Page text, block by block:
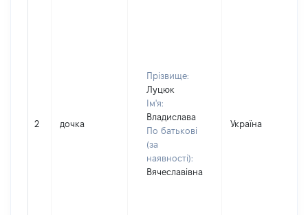
2 дочка
Прізвище:
Луцюк
Ім'я:
Владислава
По батькові
(за
наявності):
Вячеславівна
Україна